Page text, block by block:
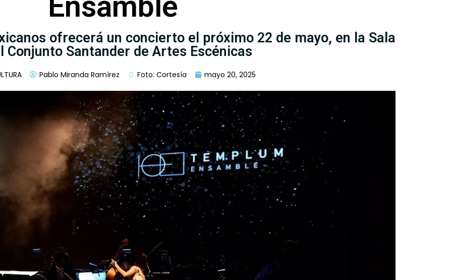
ofrecerá un concierto el próximo 22 de mayo, en la Sala
Conjunto Santander de Artes Escénicas
Pablo Miranda Ramírez Foto: Cortesía mayo 20, 2025